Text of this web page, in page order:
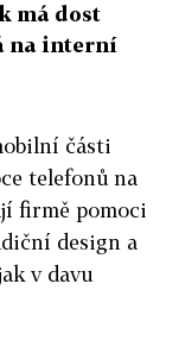
má dost
na interní
části
telefonů na
firmě pomoci
design a
v davu